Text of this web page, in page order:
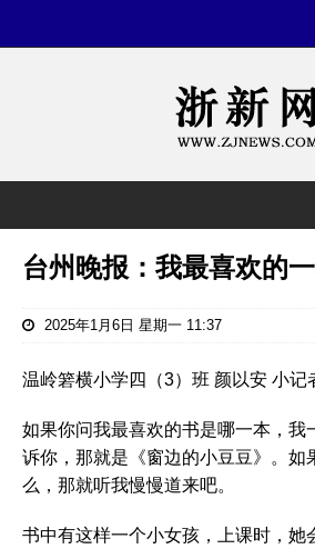
台州晚报：我最喜欢的
2025年1月6日 星期一 11:37
温岭箬横小学四（3）班 颜以安 小记
如果你问我最喜欢的书是哪一本，我
诉你，那就是《窗边的小豆豆》。如
么，那就听我慢慢道来吧。
书中有这样一个小女孩，上课时，她